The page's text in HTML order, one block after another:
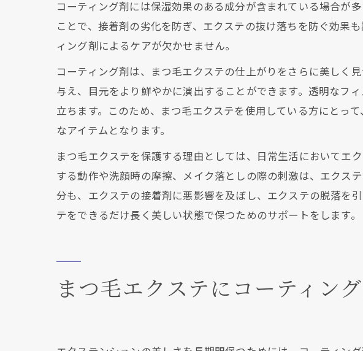
コーティング剤には保湿効果のある成分が含まれている場合が
ことで、接着剤の劣化を防ぎ、エクステの抜け落ちを防ぐ効果
ィング剤によるケアが欠かせません。
コーティング剤は、まつ毛エクステの仕上がりをさらに美しく
与え、目元をより鮮やかに演出することができます。透明なフ
立ちます。このため、まつ毛エクステを使用している方にとっ
なアイテムとなります。
まつ毛エクステを保護する理由としては、日常生活においてエ
する動作や洗顔時の摩擦、メイク落としの際の刺激は、エクス
分も、エクステの接着剤に悪影響を及ぼし、エクステの脱落を
テをできるだけ長く美しい状態で保つためのサポートをします。
まつ毛エクステにコーティン